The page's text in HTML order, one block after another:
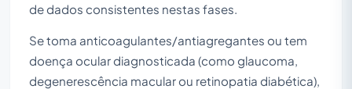
de dados consistentes nestas fases.
Se toma anticoagulantes/antiagregantes ou tem
doença ocular diagnosticada (como glaucoma,
degenerescência macular ou retinopatia diabética),